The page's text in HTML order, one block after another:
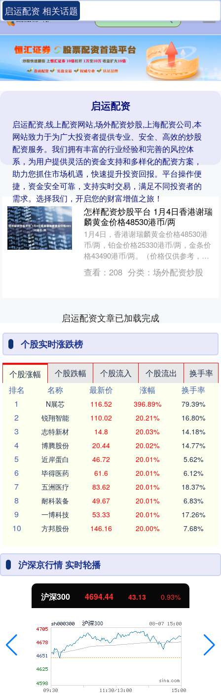
启运配资
启运配资,线上配资网站,场外配资炒股,上海配资公司,本
网站致力于为广大投资者提供专业、安全、高效的炒股
配资服务。我们拥有丰富的行业经验和完善的风控体
系，为用户提供灵活的资金支持和多样化的配资方案，
助力您抓住市场机遇，快速提升投资回报。平台操作便
捷，资金安全可靠，支持实时交易，满足不同投资者的
需求。选择我们，开启您的财富增值之旅！
启运配资 相关话题
怎样配资炒股平台 1月4日香港谢瑞
麟黄金价格48530港币/两
1月4日，香港谢瑞麟黄金价格48530港
币/两，铂金价格25330港币/两，金条价
格43490港币/两。（价格仅供参考，以
门店实际为准）同日上海黄金交易所现
货黄....
查看： 208 分类： 场外配资炒股
启运配资文章已加载完成
个股实时涨跌榜
个股涨幅 个股跌幅 个股流入 个股流出
换手率
排名
名称 最新价 涨幅
换手率
1
N展芯 116.52 396.89% 79.39%
2 锐翔智能 110.02 20.21% 16.80%
3 志特新材 14.8 20.03% 14.18%
4 博腾股份 20.44 20.02% 14.77%
5 近岸蛋白 46.72 20.01% 5.62%
6 毕得医药 61.6 20.01% 6.12%
7 五洲医疗 83.62 20.01% 18.37%
8 耐科装备 49.67 20.01% 6.83%
9 一博科技 53.33 20.01% 17.26%
10 方邦股份 146.16 20.00% 7.68%
沪深京行情 实时轮播
沪深300 4694.44 43.13 0.93%